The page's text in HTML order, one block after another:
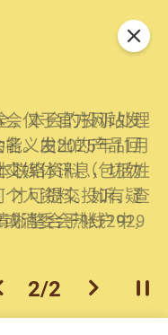
仅于官方网站发
义发出的产品回
媒体讯息，切勿
人资料。如有疑
消委会热线2929
，本会的投诉处理
。由2025年11月
联络资料（包括姓
才可提交投诉、查
晰整合于帐户中，
上一个
2/2 下一个开
关闭